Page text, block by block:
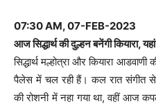
07:30 AM, 07-FEB-2023
आज सिद्धार्थ की दुल्हन बनेंगी कियारा,
सिद्धार्थ मल्होत्रा और कियारा
पैलेस में चल रही हैं। कल रात संगीत
की रोशनी में नहा गया था, वहीं आज